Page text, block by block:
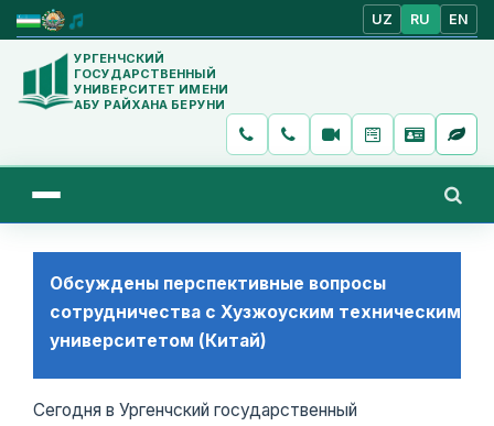
UZ RU EN
УРГЕНЧСКИЙ
ГОСУДАРСТВЕННЫЙ
УНИВЕРСИТЕТ ИМЕНИ
АБУ РАЙХАНА БЕРУНИ
Обсуждены перспективные вопросы
сотрудничества с Хузжоуским техническим
университетом (Китай)
Сегодня в Ургенчский государственный